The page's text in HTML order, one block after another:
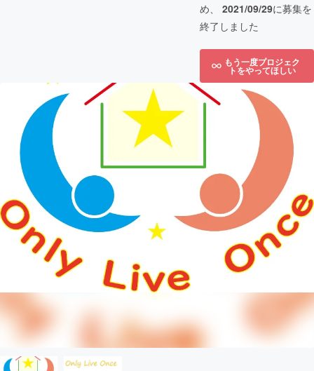
め、 2021/09/29に募集を
終了しました
もう一度プロジェク
トをやってほしい